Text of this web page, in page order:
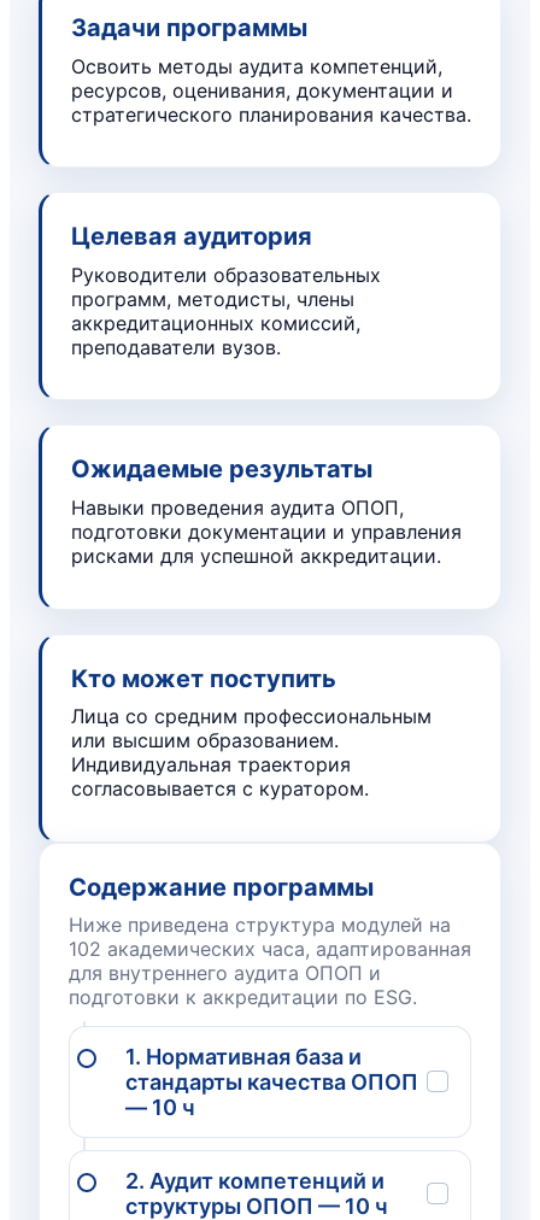
Задачи программы
Освоить методы аудита компетенций,
ресурсов, оценивания, документации и
стратегического планирования качества.
Целевая аудитория
Руководители образовательных
программ, методисты, члены
аккредитационных комиссий,
преподаватели вузов.
Ожидаемые результаты
Навыки проведения аудита ОПОП,
подготовки документации и управления
рисками для успешной аккредитации.
Кто может поступить
Лица со средним профессиональным
или высшим образованием.
Индивидуальная траектория
согласовывается с куратором.
Содержание программы
Ниже приведена структура модулей на
102 академических часа, адаптированная
для внутреннего аудита ОПОП и
подготовки к аккредитации по ESG.
1. Нормативная база и
стандарты качества ОПОП
— 10 ч
2. Аудит компетенций и
структуры ОПОП — 10 ч